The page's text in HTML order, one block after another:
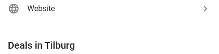
Website
Deals in Tilburg